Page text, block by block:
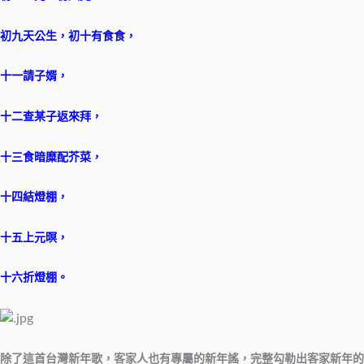
初九天公生，初十有食食，
十一請子婿，
十二查某子返來拜，
十三食暗糜配芥菜，
十四結燈棚，
十五上元暝，
十六折燈棚。
除了這首台灣新年歌，客家人也有專屬的新年謠，完整勾勒出客家新年